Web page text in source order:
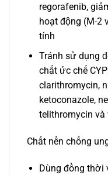
regorafenib,
hoạt động (M-2
tính
Tránh sử dụng
chất ức chế
clarithromycin,
ketoconazole,
telithromycin và
Chất nền chống
Dùng đồng thời